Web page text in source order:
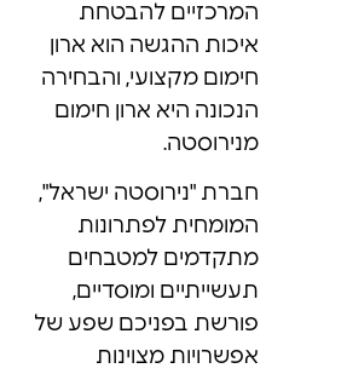
המרכזיים להבטחת
איכות ההגשה הוא ארון
חימום מקצועי, והבחירה
הנכונה היא ארון חימום
מנירוסטה.
חברת "נירוסטה ישראל",
המומחית לפתרונות
מתקדמים למטבחים
תעשייתיים ומוסדיים,
פורשת בפניכם שפע של
אפשרויות מצוינות